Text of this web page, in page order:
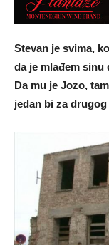
Stevan je svima,
da je mlađem sinu
Da mu je Jozo,
jedan bi za